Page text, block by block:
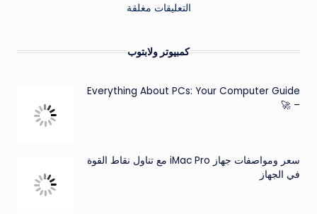
التعليقات مغلقة
كمبيوتر ولابتوب
Everything About PCs: Your Computer Guide
– 🚀
سعر ومواصفات جهاز iMac Pro مع تناول نقاط القوة
في الجهاز